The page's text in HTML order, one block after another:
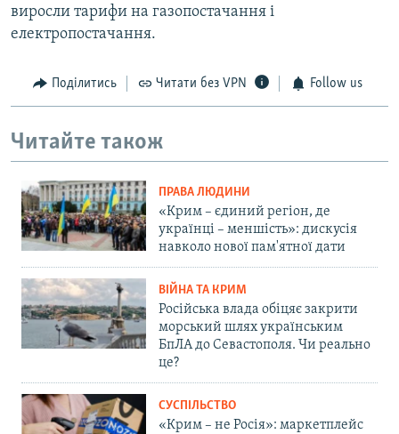
виросли тарифи на газопостачання і
електропостачання.
Поділитись Читати без VPN Follow us
Читайте також
ПРАВА ЛЮДИНИ
«Крим – єдиний регіон, де
українці – меншість»: дискусія
навколо нової пам'ятної дати
ВІЙНА ТА КРИМ
Російська влада обіцяє закрити
морський шлях українським
БпЛА до Севастополя. Чи реально
це?
СУСПІЛЬСТВО
«Крим – не Росія»: маркетплейс